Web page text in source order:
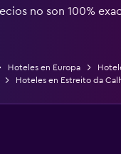
no son 100%
Hoteles en Europa
Hoteles en Estreito da